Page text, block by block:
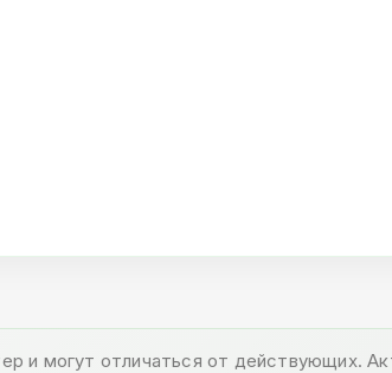
и могут отличаться от действующих.